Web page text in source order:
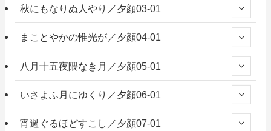
秋にもなりぬ人やり／夕顔03-01
まことやかの惟光が／夕顔04-01
八月十五夜隈なき月／夕顔05-01
いさよふ月にゆくり／夕顔06-01
宵過ぐるほどすこし／夕顔07-01